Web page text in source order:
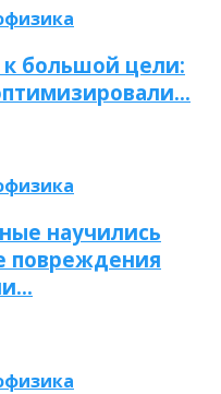
большой цели:
научились
повреждения